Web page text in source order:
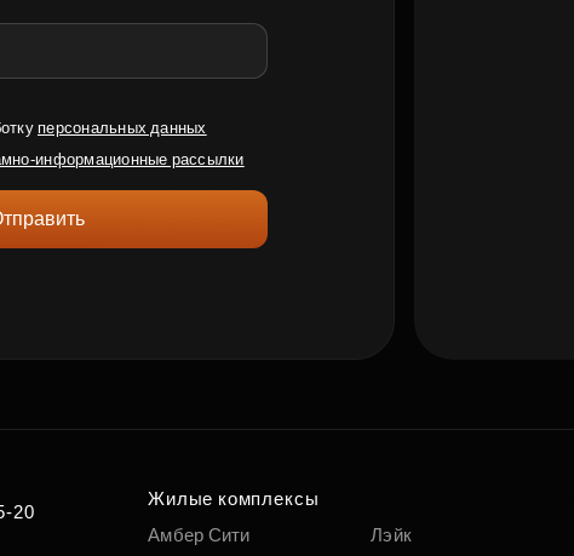
персональных данных
информационные рассылки
20
Жилые комплексы
Амбер Сити
Лэйк